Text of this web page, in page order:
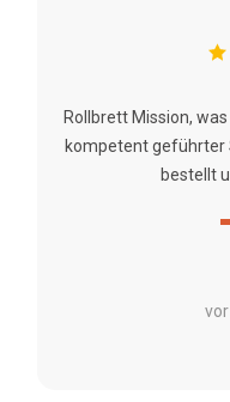
Rollbrett Mission,
kompetent geführter
bestellt